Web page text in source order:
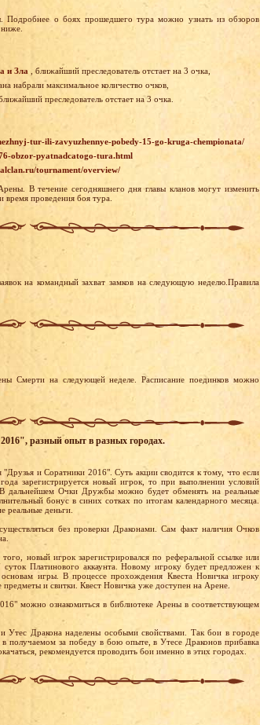
о боях прошедшего тура можно узнать из обзоров
и Зла , ближайший преследователь отстает на 3 очка,
набрали максимальное количество очков,
преследователь отстает на 3 очка.
tur-ili-zavyuzhennye-pobedy-15-go-kruga-chempionata/
obzor-pyatnadcatogo-tura.html
tournament/overview/
В течение сегодняшнего дня главы кланов могут изменить
время проведения боя тура.
на командный захват замков на следующую неделю.Правила
Смерти на следующей неделе. Расписание поединков можно
разный опыт в разных городах.
и Соратники 2016". Суть акции сводится к тому, что если
зарегистрируется новый игрок, то при выполнении условий
Очки Дружбы можно будет обменять на реальные
бонус в синих сотках по итогам календарного месяца.
реальные деньги.
без проверки Драконами. Сам факт наличия Очков
новый игрок зарегистрировался по реферальной ссылке или
Платинового аккаунта. Новому игроку будет предложен к
игры. В процессе прохождения Квеста Новичка игроку
и свитки. Квест Новичка уже доступен на Арене.
можно ознакомиться в библиотеке Арены в соответствующем
Утес Дракона наделены особыми свойствами. Так бои в городе
получаемом за победу в бою опыте, в Утесе Драконов прибавка
рекомендуется проводить бои именно в этих городах.